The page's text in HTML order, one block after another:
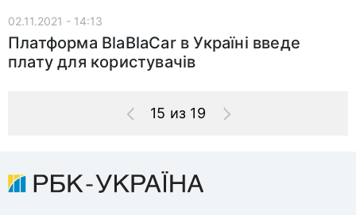
02.11.2021 - 14:13
Платформа BlaBlaCar в Україні введе
плату для користувачів
15 из 19